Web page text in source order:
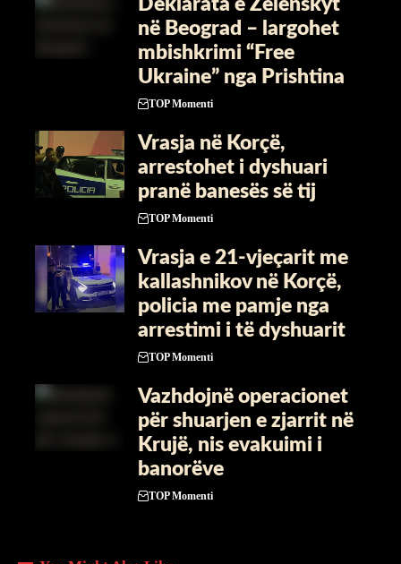
Deklarata e Zelenskyt
në Beograd – largohet
mbishkrimi “Free
Ukraine” nga Prishtina
TOP Momenti
Vrasja në Korçë,
arrestohet i dyshuari
pranë banesës së tij
TOP Momenti
Vrasja e 21-vjeçarit me
kallashnikov në Korçë,
policia me pamje nga
arrestimi i të dyshuarit
TOP Momenti
Vazhdojnë operacionet
për shuarjen e zjarrit në
Krujë, nis evakuimi i
banorëve
TOP Momenti